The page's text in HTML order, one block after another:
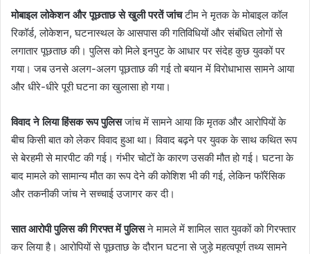
मोबाइल लोकेशन और पूछताछ से खुली परतें जांचटीम ने मृतक के मोबाइल कॉल
रिकॉर्ड, लोकेशन, घटनास्थल के आसपास की गतिविधियों और संबंधित लोगों से
लगातार पूछताछ की। पुलिस को मिले इनपुट के आधार पर संदेह कुछ युवकों पर
गया। जब उनसे अलग-अलग पूछताछ की गई तो बयान में विरोधाभास सामने आया
और धीरे-धीरे पूरी घटना का खुलासा हो गया।
विवाद ने लिया हिंसक रूप पुलिसजांच में सामने आया कि मृतक और आरोपियों के
बीच किसी बात को लेकर विवाद हुआ था। विवाद बढ़ने पर युवक के साथ कथित रूप
से बेरहमी से मारपीट की गई। गंभीर चोटों के कारण उसकी मौत हो गई। घटना के
बाद मामले को सामान्य मौत का रूप देने की कोशिश भी की गई, लेकिन फॉरेंसिक
और तकनीकी जांच ने सच्चाई उजागर कर दी।
सात आरोपी पुलिस की गिरफ्त में पुलिसने मामले में शामिल सात युवकों को गिरफ्तार
कर लिया है। आरोपियों से पूछताछ के दौरान घटना से जुड़े महत्वपूर्ण तथ्य सामने